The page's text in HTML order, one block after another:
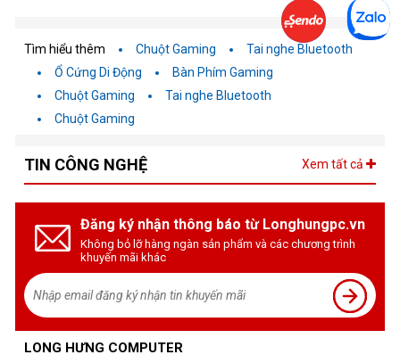
Tìm hiểu thêm Chuột Gaming
Tai nghe Bluetooth
Ổ Cứng Di Động
Bàn Phím Gaming
Chuột Gaming
Tai nghe Bluetooth
Chuột Gaming
TIN CÔNG NGHỆ Xem tất cả
Đăng ký nhận thông báo từ Longhungpc.vn
Không bỏ lỡ hàng ngàn sản phẩm và các chương trình
khuyến mãi khác
LONG HƯNG COMPUTER